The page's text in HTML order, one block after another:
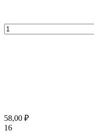
58,00 ₽
16